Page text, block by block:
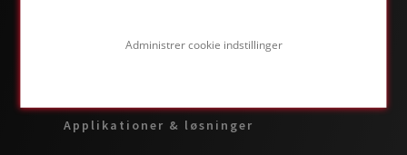
Administrer cookie indstillinger
Applikationer & løsninger